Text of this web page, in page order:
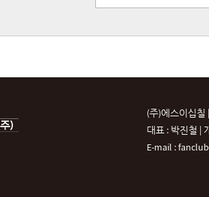
(주)에스이십칠
대표 : 박진철 |
E-mail :